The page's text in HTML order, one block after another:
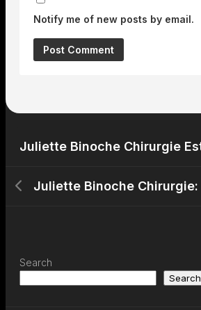
Notify me of new posts by email.
Search
Search